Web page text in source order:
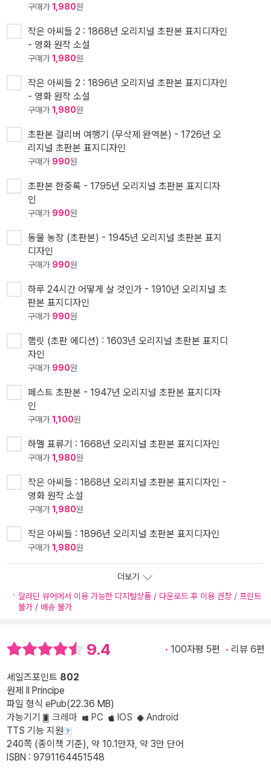
구매가1,980원
작은 아씨들 2 : 1868년 오리지널 초판본 표지디자인
- 영화 원작 소설
구매가1,980원
작은 아씨들 2 : 1896년 오리지널 초판본 표지디자인
- 영화 원작 소설
구매가1,980원
초판본 걸리버 여행기 (무삭제 완역본) - 1726년 오
리지널 초판본 표지디자인
구매가 990원
초판본 한중록 - 1795년 오리지널 초판본 표지디자
인
구매가 990원
동물 농장 (초판본) - 1945년 오리지널 초판본 표지
디자인
구매가 990원
하루 24시간 어떻게 살 것인가 - 1910년 오리지널 초
판본 표지디자인
구매가 990원
햄릿 (초판 에디션) : 1603년 오리지널 초판본 표지디
자인
구매가 990원
페스트 초판본 - 1947년 오리지널 초판본 표지디자
인
구매가1,100원
하멜 표류기 : 1668년 오리지널 초판본 표지디자인
구매가1,980원
작은 아씨들 : 1868년 오리지널 초판본 표지디자인 -
영화 원작 소설
구매가1,980원
작은 아씨들 : 1896년 오리지널 초판본 표지디자인
구매가1,980원
더보기
알라딘 뷰어에서 이용 가능한 디지털상품 / 다운로드 후 이용 권장 / 프린트
불가 / 배송 불가
9.4 100자평 5편 리뷰 6편
세일즈포인트 802
원제 Il Principe
파일 형식 ePub(22.36 MB)
가능기기
크레마 PC IOS
Android
TTS 기능 지원
240쪽 (종이책 기준), 약 10.1만자, 약 3만 단어
ISBN : 9791164451548